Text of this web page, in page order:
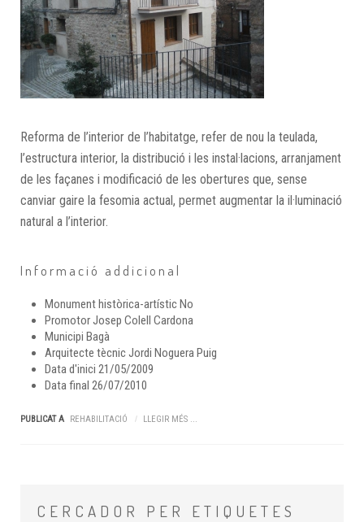
Reforma de l’interior de l’habitatge, refer de nou la teulada,
l’estructura interior, la distribució i les instal·lacions, arranjament
de les façanes i modificació de les obertures que, sense
canviar gaire la fesomia actual, permet augmentar la il·luminació
natural a l’interior.
Informació addicional
Monument històrica-artísticNo
PromotorJosep Colell Cardona
Municipi Bagà
Arquitecte tècnicJordi Noguera Puig
Data d'inici 21/05/2009
Data final 26/07/2010
PUBLICAT A REHABILITACIÓ LLEGIR MÉS ...
CERCADOR PER ETIQUETES